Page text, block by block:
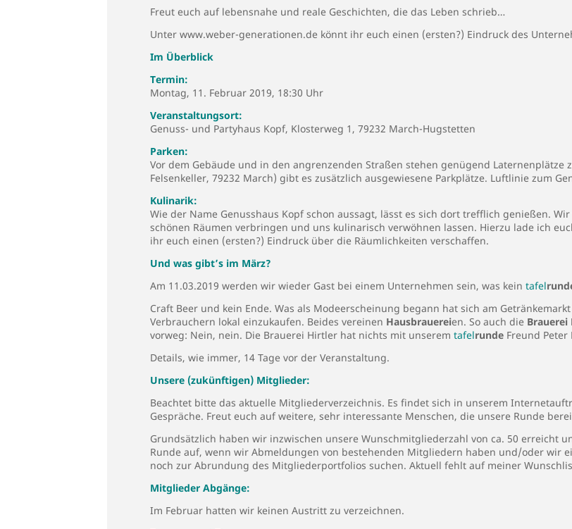
Freut euch auf lebensnahe und reale Geschichten, die das Leben schrieb…
Unter www.weber-generationen.de könnt ihr euch einen (ersten?) Eindruck des
Im Überblick
Termin:
Montag, 11. Februar 2019, 18:30 Uhr
Veranstaltungsort:
Genuss- und Partyhaus Kopf, Klosterweg 1, 79232 March-Hugstetten
Parken:
Vor dem Gebäude und in den angrenzenden Straßen stehen genügend Laternenplätze
Felsenkeller, 79232 March) gibt es zusätzlich ausgewiesene Parkplätze. Luftlinie zum
Kulinarik:
Wie der Name Genusshaus Kopf schon aussagt, lässt es sich dort trefflich genießen.
schönen Räumen verbringen und uns kulinarisch verwöhnen lassen. Hierzu lade ich
ihr euch einen (ersten?) Eindruck über die Räumlichkeiten verschaffen.
Und was gibt’s im März?
Am 11.03.2019 werden wir wieder Gast bei einem Unternehmen sein, was kein tafel
Craft Beer und kein Ende. Was als Modeerscheinung begann hat sich am
Verbrauchern lokal einzukaufen. Beides vereinen Hausbrauereien. So auch die
vorweg: Nein, nein. Die Brauerei Hirtler hat nichts mit unserem tafelrunde Freund
Details, wie immer, 14 Tage vor der Veranstaltung.
Unsere (zukünftigen) Mitglieder:
Beachtet bitte das aktuelle Mitgliederverzeichnis. Es findet sich in unserem
Gespräche. Freut euch auf weitere, sehr interessante Menschen, die unsere Runde
Grundsätzlich haben wir inzwischen unsere Wunschmitgliederzahl von ca. 50 erreicht
Runde auf, wenn wir Abmeldungen von bestehenden Mitgliedern haben und/oder wir
noch zur Abrundung des Mitgliederportfolios suchen. Aktuell fehlt auf meiner
Mitglieder Abgänge:
Im Februar hatten wir keinen Austritt zu verzeichnen.